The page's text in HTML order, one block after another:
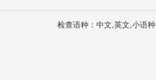
检查语种：中文,英文,小语种